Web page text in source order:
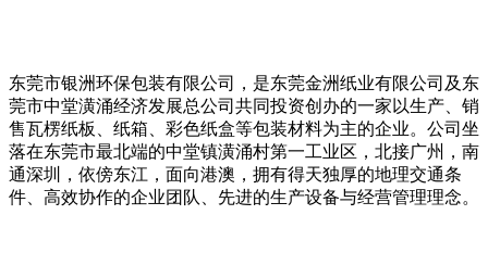
东莞市银洲环保包装有限公司，是东莞金洲纸业有限公司及东
莞市中堂潢涌经济发展总公司共同投资创办的一家以生产、销
售瓦楞纸板、纸箱、彩色纸盒等包装材料为主的企业。公司坐
落在东莞市最北端的中堂镇潢涌村第一工业区，北接广州，南
通深圳，依傍东江，面向港澳，拥有得天独厚的地理交通条
件、高效协作的企业团队、先进的生产设备与经营管理理念。